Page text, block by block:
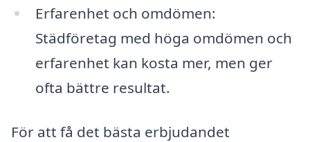
Erfarenhet och omdömen:
Städföretag med höga omdömen och
erfarenhet kan kosta mer, men ger
ofta bättre resultat.
För att få det bästa erbjudandet